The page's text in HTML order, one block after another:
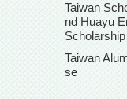
Taiwan
nd Huayu
Taiwan
se